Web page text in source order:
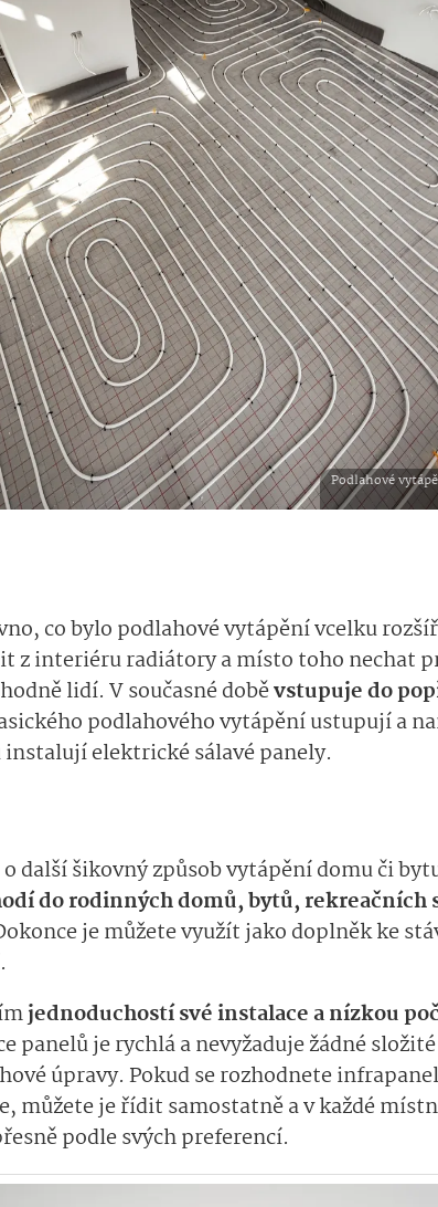
Podlahové
co bylo podlahové vytápění vcelku
z interiéru radiátory a místo toho nechat
lidí. V současné doběvstupuje do
podlahového vytápění ustupují a
elektrické sálavé panely.
o další šikovný způsob vytápění domu či
do rodinných domů, bytů, rekreačních
je můžete využít jako doplněk ke
jednoduchostí své instalace a nízkou
panelů je rychlá a nevyžaduje žádné
úpravy. Pokud se rozhodnete
můžete je řídit samostatně a v každé
podle svých preferencí.